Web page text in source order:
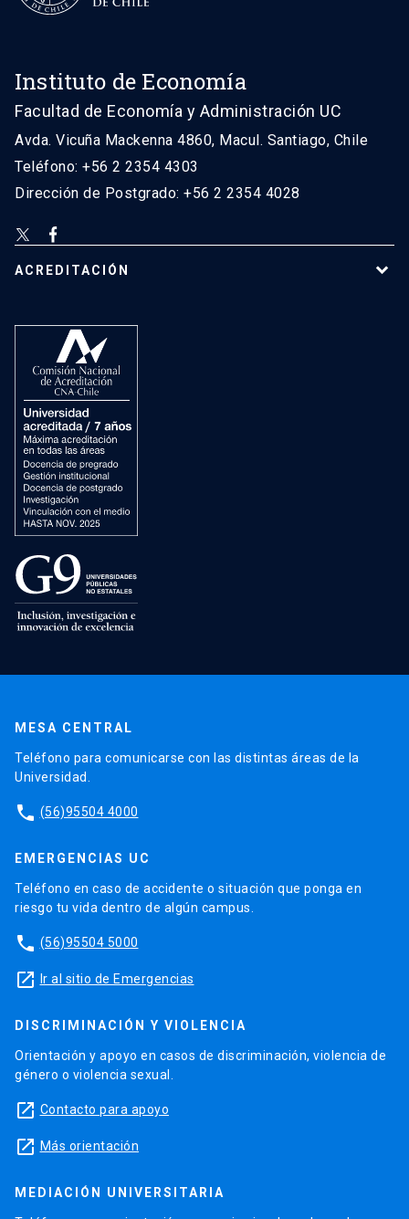
Instituto de Economía
Facultad de Economía y Administración UC
Avda. Vicuña Mackenna 4860, Macul. Santiago, Chile
Teléfono: +56 2 2354 4303
Dirección de Postgrado: +56 2 2354 4028
ACREDITACIÓN
MESA CENTRAL
Teléfono para comunicarse con las distintas áreas de la
Universidad.
phone (56)95504 4000
EMERGENCIAS UC
Teléfono en caso de accidente o situación que ponga en
riesgo tu vida dentro de algún campus.
phone (56)95504 5000
launch Ir al sitio de Emergencias
DISCRIMINACIÓN Y VIOLENCIA
Orientación y apoyo en casos de discriminación, violencia de
género o violencia sexual.
launch Contacto para apoyo
launch Más orientación
MEDIACIÓN UNIVERSITARIA